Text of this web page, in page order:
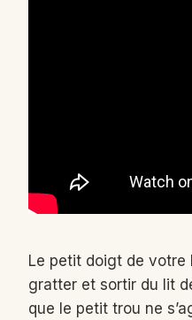
Le petit doigt de votre
gratter et sortir du lit
que le petit trou ne